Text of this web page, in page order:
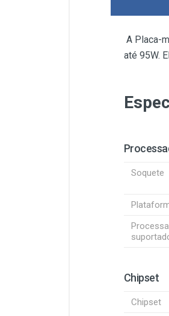
A Placa-
até 95W.
Soquete
Chipset
Chipset